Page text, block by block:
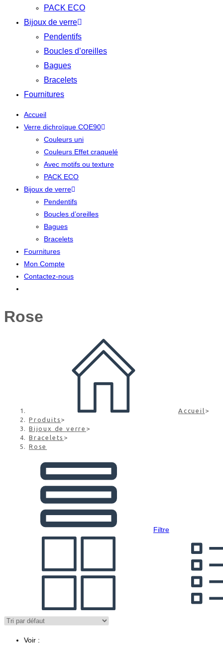
PACK ECO
Bijoux de verre
Pendentifs
Boucles d’oreilles
Bagues
Bracelets
Fournitures
Accueil
Verre dichroïque COE90
Couleurs uni
Couleurs Effet craquelé
Avec motifs ou texture
PACK ECO
Bijoux de verre
Pendentifs
Boucles d’oreilles
Bagues
Bracelets
Fournitures
Mon Compte
Contactez-nous
Rose
Accueil >
Produits >
Bijoux de verre >
Bracelets >
Rose
Filtre
Voir :